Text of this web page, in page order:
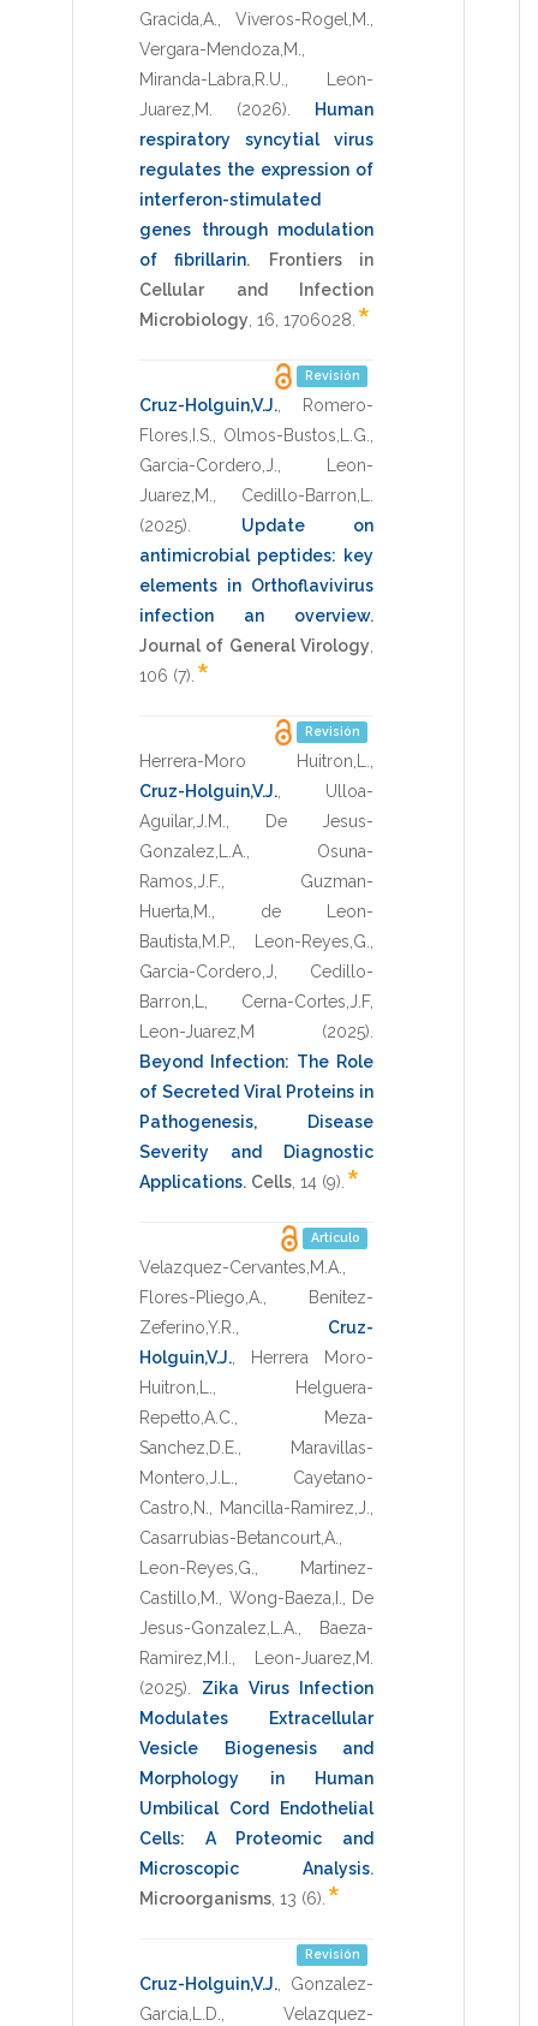
Gracida,A.
Viveros-Rogel,M.
Vergara-Mendoza,M.
Miranda-Labra,R.U.
Leon-
Juarez,M.
(2026)
Human
respiratory syncytial virus
regulates the expression of
interferon-stimulated
genes through modulation
of fibrillarin.
Frontiers in
Cellular and Infection
Microbiology 16 1706028 *
Revisión
Cruz-Holguin,V.J.
Romero-
Flores,I.S.
Olmos-Bustos,L.G.
Garcia-Cordero,J.
Leon-
Juarez,M.
Cedillo-Barron,L.
(2025)
Update on
antimicrobial peptides: key
elements in Orthoflavivirus
infection an overview.
Journal of General Virology
106 (7). *
Revisión
Herrera-Moro Huitron,L.
Cruz-Holguin,V.J.
Ulloa-
Aguilar,J.M.
De Jesus-
Gonzalez,L.A.
Osuna-
Ramos,J.F.
Guzman-
Huerta,M.
de Leon-
Bautista,M.P.
Leon-Reyes,G.
Garcia-Cordero,J
Cedillo-
Barron,L
Cerna-Cortes,J.F,
Leon-Juarez,M
(2025)
Beyond Infection: The Role
of Secreted Viral Proteins in
Pathogenesis, Disease
Severity and Diagnostic
Applications. Cells 14 (9). *
Artículo
Velazquez-Cervantes,M.A.
Flores-Pliego,A.
Benitez-
Zeferino,Y.R.
Cruz-
Holguin,V.J.
Herrera Moro-
Huitron,L.
Helguera-
Repetto,A.C.
Meza-
Sanchez,D.E.
Maravillas-
Montero,J.L.
Cayetano-
Castro,N.
Mancilla-Ramirez,J.
Casarrubias-Betancourt,A.
Leon-Reyes,G.
Martinez-
Castillo,M.
Wong-Baeza,I.
De
Jesus-Gonzalez,L.A.
Baeza-
Ramirez,M.I.
Leon-Juarez,M.
(2025)
Zika Virus Infection
Modulates Extracellular
Vesicle Biogenesis and
Morphology in Human
Umbilical Cord Endothelial
Cells: A Proteomic and
Microscopic Analysis.
Microorganisms 13 (6). *
Revisión
Cruz-Holguin,V.J.
Gonzalez-
Garcia,L.D.
Velazquez-